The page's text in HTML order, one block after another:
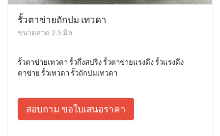
รั้วตาข่ายถักปม เทวดา
ขนาดลวด 2.5 มิล
รั้วตาข่ายเทวดา รั้วกึ่งสปริง รั้วตาข่ายแรงดึง รั้วแรงดึง
ตาข่าย รั้วเทวดา รั้วถักปมเทวดา
สอบถาม ขอใบเสนอราคา